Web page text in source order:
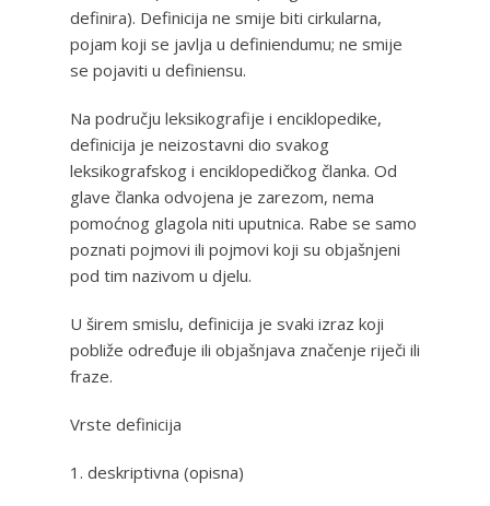
definira). Definicija ne smije biti cirkularna,
pojam koji se javlja u definiendumu; ne smije
se pojaviti u definiensu.
Na području leksikografije i enciklopedike,
definicija je neizostavni dio svakog
leksikografskog i enciklopedičkog članka. Od
glave članka odvojena je zarezom, nema
pomoćnog glagola niti uputnica. Rabe se samo
poznati pojmovi ili pojmovi koji su objašnjeni
pod tim nazivom u djelu.
U širem smislu, definicija je svaki izraz koji
pobliže određuje ili objašnjava značenje riječi ili
fraze.
Vrste definicija
1. deskriptivna (opisna)